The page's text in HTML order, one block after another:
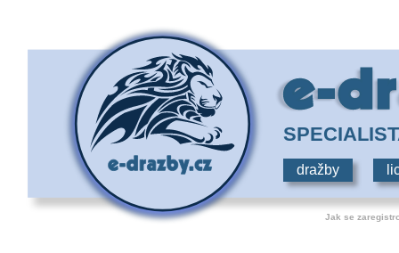
dražby
Jak se